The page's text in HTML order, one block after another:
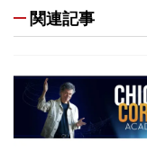
関連記事